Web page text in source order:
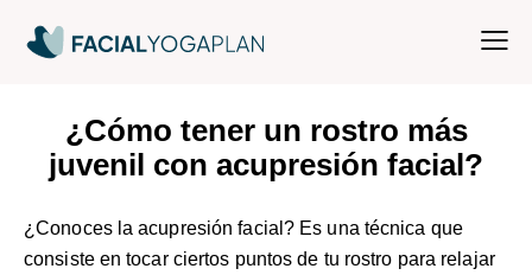
¿Cómo tener un rostro más
juvenil con acupresión facial?
¿Conoces la acupresión facial? Es una técnica que
consiste en tocar ciertos puntos de tu rostro para relajar